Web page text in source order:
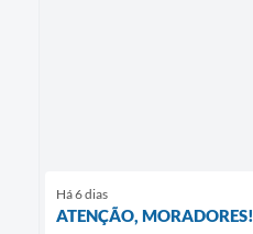
Há 6 dias
ATENÇÃO, MORADORES!